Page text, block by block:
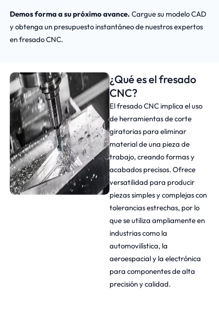
Demos forma a su próximo avance. Cargue su modelo CAD
y obtenga un presupuesto instantáneo de nuestros expertos
en fresado CNC.
¿Qué es el fresado
CNC?
El fresado CNC implica el uso
de herramientas de corte
giratorias para eliminar
material de una pieza de
trabajo, creando formas y
acabados precisos. Ofrece
versatilidad para producir
piezas simples y complejas con
tolerancias estrechas, por lo
que se utiliza ampliamente en
industrias como la
automovilística, la
aeroespacial y la electrónica
para componentes de alta
precisión y calidad.